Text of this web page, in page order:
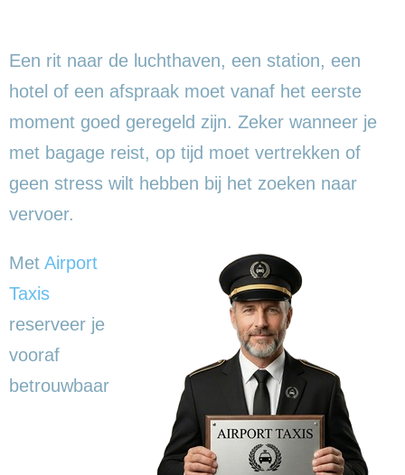
Een rit naar de luchthaven, een station, een
hotel of een afspraak moet vanaf het eerste
moment goed geregeld zijn. Zeker wanneer je
met bagage reist, op tijd moet vertrekken of
geen stress wilt hebben bij het zoeken naar
vervoer.
Met Airport
Taxis
reserveer je
vooraf
betrouwbaar